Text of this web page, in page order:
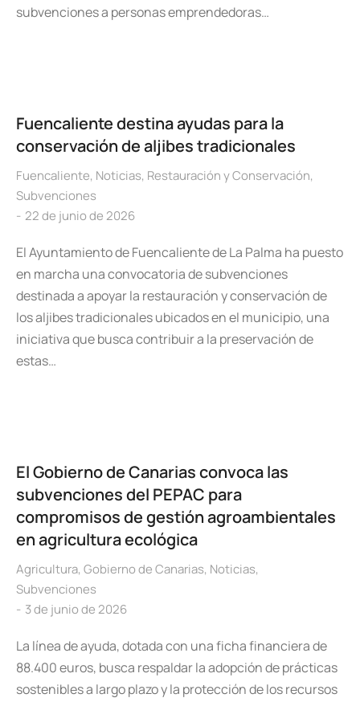
subvenciones a personas emprendedoras…
Fuencaliente destina ayudas para la
conservación de aljibes tradicionales
Fuencaliente, Noticias, Restauración y Conservación,
Subvenciones
22 de junio de 2026
El Ayuntamiento de Fuencaliente de La Palma ha puesto
en marcha una convocatoria de subvenciones
destinada a apoyar la restauración y conservación de
los aljibes tradicionales ubicados en el municipio, una
iniciativa que busca contribuir a la preservación de
estas…
El Gobierno de Canarias convoca las
subvenciones del PEPAC para
compromisos de gestión agroambientales
en agricultura ecológica
Agricultura, Gobierno de Canarias, Noticias,
Subvenciones
3 de junio de 2026
La línea de ayuda, dotada con una ficha financiera de
88.400 euros, busca respaldar la adopción de prácticas
sostenibles a largo plazo y la protección de los recursos